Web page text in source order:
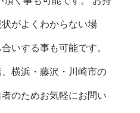
がよくわからない場
いする事も可能です。
横浜・藤沢・川崎市の
のためお気軽にお問い